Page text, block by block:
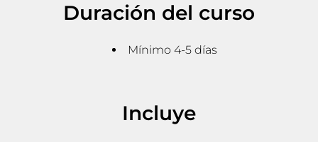
Duración del curso
Mínimo 4-5 días
Incluye